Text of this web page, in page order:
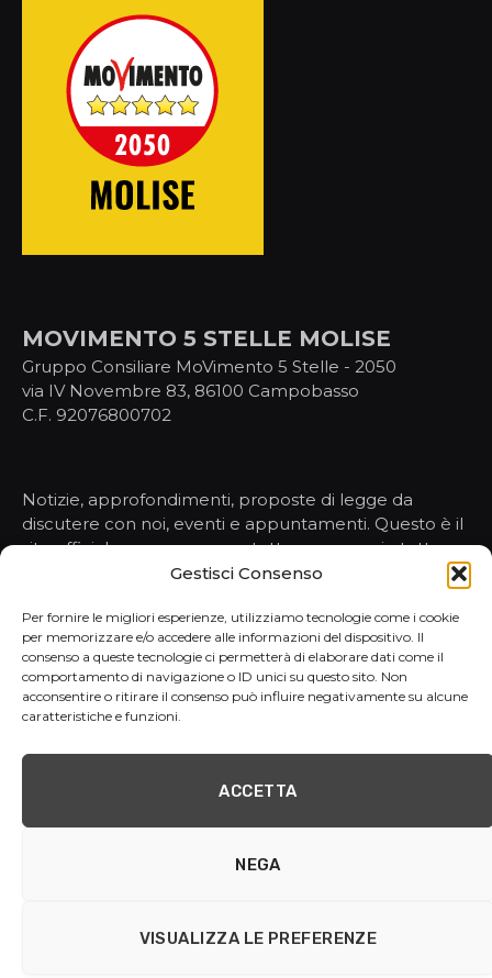
Gestisci Consenso
Per fornire le migliori esperienze, utilizziamo tecnologie come i cookie
per memorizzare e/o accedere alle informazioni del dispositivo. Il
consenso a queste tecnologie ci permetterà di elaborare dati come il
comportamento di navigazione o ID unici su questo sito. Non
acconsentire o ritirare il consenso può influire negativamente su alcune
caratteristiche e funzioni.
ACCETTA
NEGA
VISUALIZZA LE PREFERENZE
MOVIMENTO 5 STELLE MOLISE
Gruppo Consiliare MoVimento 5 Stelle - 2050
via IV Novembre 83, 86100 Campobasso
C.F. 92076800702
Notizie, approfondimenti, proposte di legge da
discutere con noi, eventi e appuntamenti. Questo è il
sito ufficiale per conoscere tutto, ma proprio tutto,
sulle nostre attività nelle istituzioni.
HOMEPAGE
NOTIZIE
PORTAVOCE
REPORT